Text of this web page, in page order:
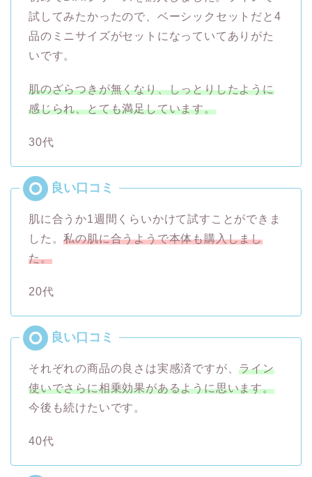
試してみたかったので、ベーシックセットだと4
品のミニサイズがセットになっていてありがた
いです。
肌のざらつきが無くなり、しっとりしたように
感じられ、とても満足しています。
30代
肌に合うか1週間くらいかけて試すことができま
した。私の肌に合うようで本体も購入しまし
た。
20代
それぞれの商品の良さは実感済ですが、ライン
使いでさらに相乗効果があるように思います。
今後も続けたいです。
40代